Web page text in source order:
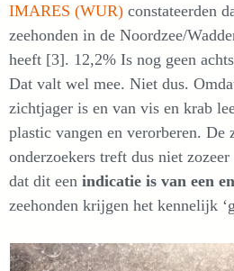
IMARES (WUR) constateerden
zeehonden in de Noordzee/
heeft [3]. 12,2% Is nog geen
Dat valt wel mee. Niet dus.
zichtjager is en van vis en krab
plastic vangen en verorberen. De
onderzoekers treft dus niet
dat dit een indicatie is van een
zeehonden krijgen het kennelijk